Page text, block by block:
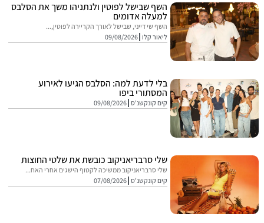
השף שבישל לפוטין ולנתניהו משך את הסלבס
למעלה אדומים
השף שי דייני, שבישל לאורך הקריירה לפוטין,...
ליאור קלו 09/08/2026
בלי לדעת למה: הסלבס הגיעו לאירוע
המסתורי ביפו
קים קונקשנ'ס 09/08/2026
שלי סרבריאניקוב כובשת את שלטי החוצות
שלי סרבריאניקוב ממשיכה לקטוף הישגים אחרי האח...
קים קונקשנ'ס 07/08/2026